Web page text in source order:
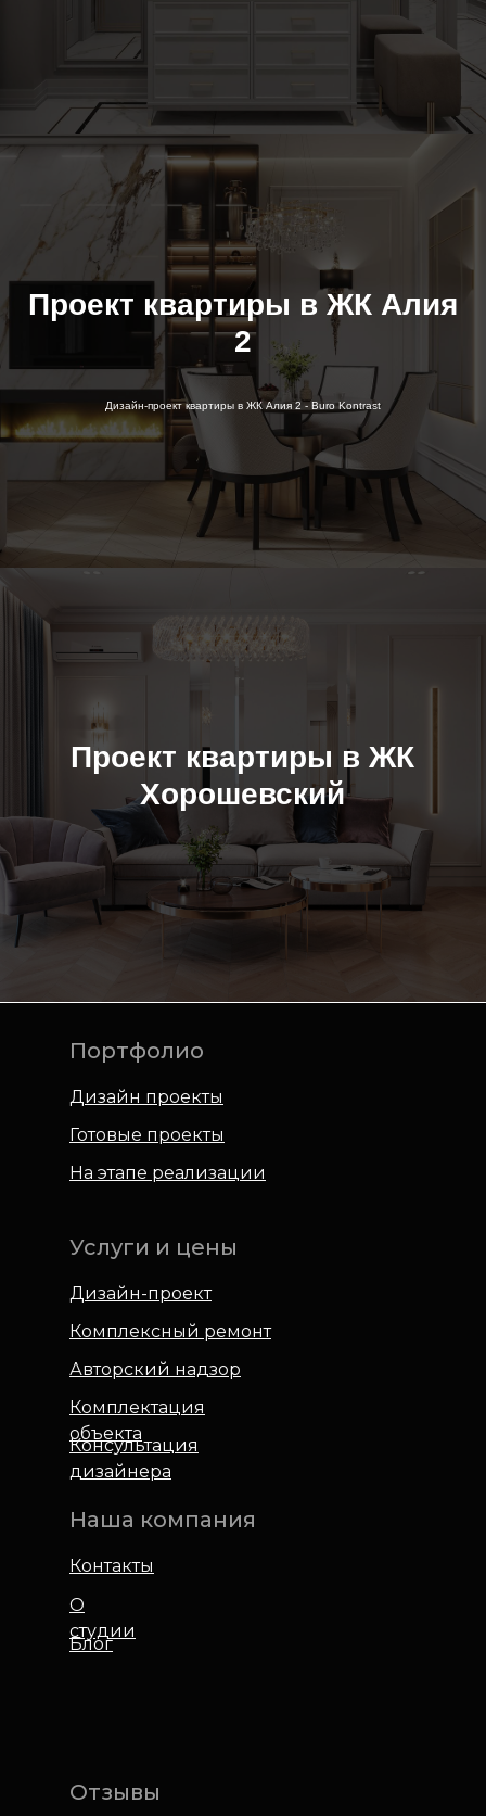
Проект квартиры в ЖК Алия
2
Дизайн-проект квартиры в ЖК Алия 2 - Buro Kontrast
Проект квартиры в ЖК
Хорошевский
Портфолио
Дизайн проекты
Готовые проекты
На этапе реализации
Услуги и цены
Дизайн-проект
Комплексный ремонт
Авторский надзор
Наша компания
Контакты
Комплектация
объекта
О
студии
Отзывы
Консультация
дизайнера
Блог